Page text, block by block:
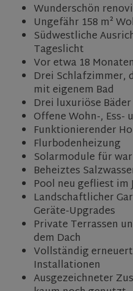
Wunderschön
Ungefähr 158 m²
Südwestliche
Tageslicht
Vor etwa 18
Drei Schlafzimmer,
mit eigenem Bad
Drei luxuriöse Bäder
Offene Wohn-, Ess-
Funktionierender
Flurbodenheizung
Solarmodule für
Beheiztes
Pool neu gefliest im
Landschaftlicher
Geräte-Upgrades
Private Terrassen
dem Dach
Vollständig
Installationen
Ausgezeichneter